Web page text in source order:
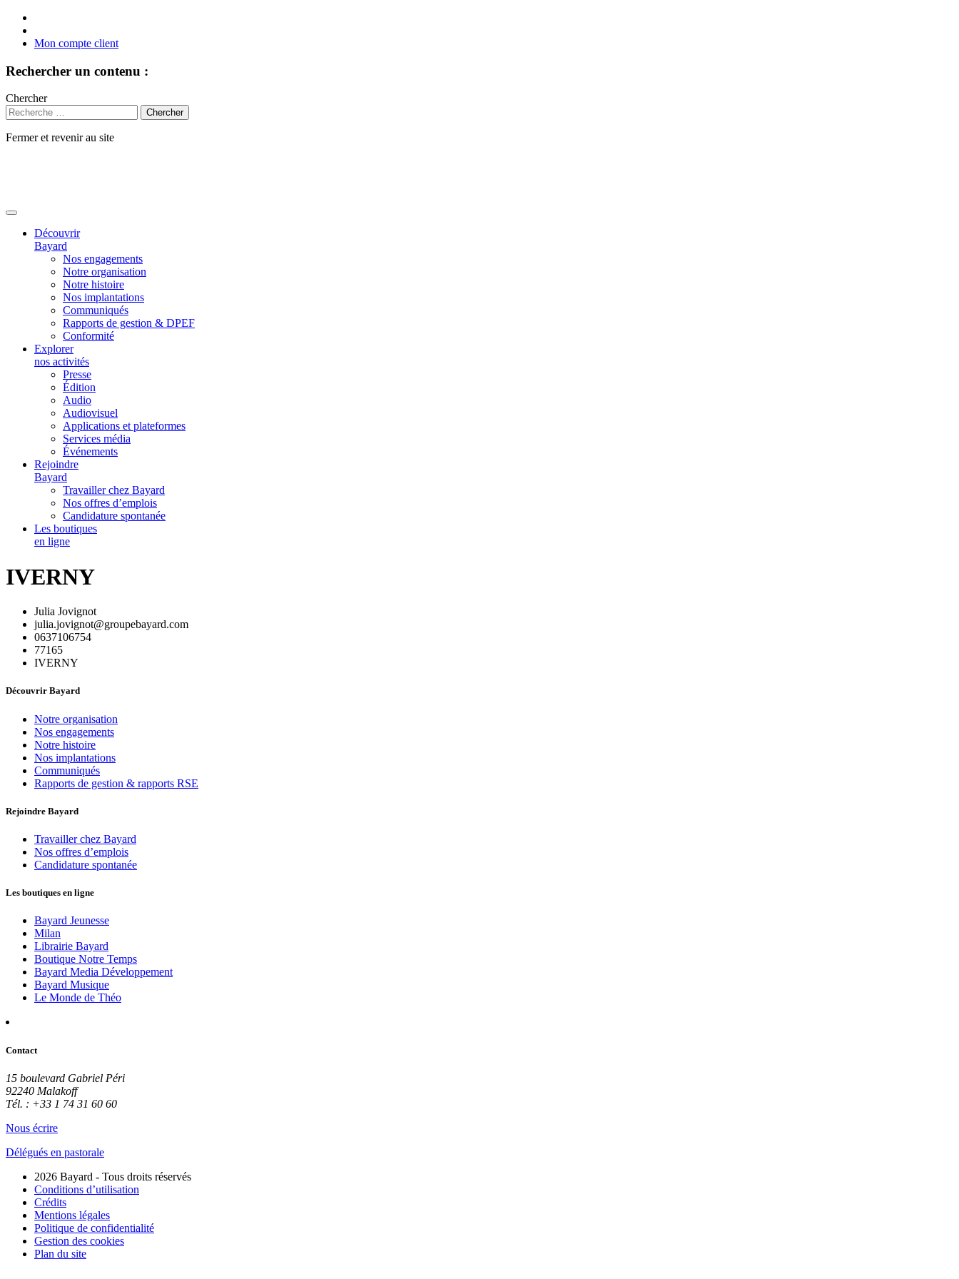
Mon compte client
Rechercher un contenu :
Chercher
Fermer et revenir au site
Découvrir
Bayard
Nos engagements
Notre organisation
Notre histoire
Nos implantations
Communiqués
Rapports de gestion & DPEF
Conformité
Explorer
nos activités
Presse
Édition
Audio
Audiovisuel
Applications et plateformes
Services média
Événements
Rejoindre
Bayard
Travailler chez Bayard
Nos offres d’emplois
Candidature spontanée
Les boutiques
en ligne
IVERNY
Julia Jovignot
julia.jovignot@groupebayard.com
0637106754
77165
IVERNY
Découvrir Bayard
Notre organisation
Nos engagements
Notre histoire
Nos implantations
Communiqués
Rapports de gestion & rapports RSE
Rejoindre Bayard
Travailler chez Bayard
Nos offres d’emplois
Candidature spontanée
Les boutiques en ligne
Bayard Jeunesse
Milan
Librairie Bayard
Boutique Notre Temps
Bayard Media Développement
Bayard Musique
Le Monde de Théo
Contact
15 boulevard Gabriel Péri
92240 Malakoff
Tél. : +33 1 74 31 60 60
Nous écrire
Délégués en pastorale
2026 Bayard - Tous droits réservés
Conditions d’utilisation
Crédits
Mentions légales
Politique de confidentialité
Gestion des cookies
Plan du site